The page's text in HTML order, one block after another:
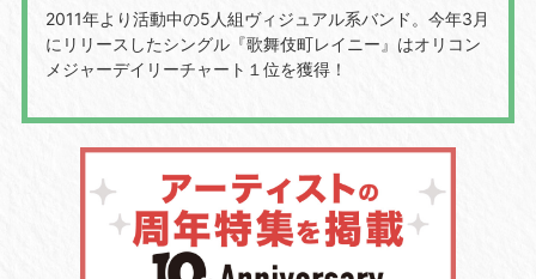
2011年より活動中の5人組ヴィジュアル系バンド。今年3月
にリリースしたシングル『歌舞伎町レイニー』はオリコン
メジャーデイリーチャート１位を獲得！